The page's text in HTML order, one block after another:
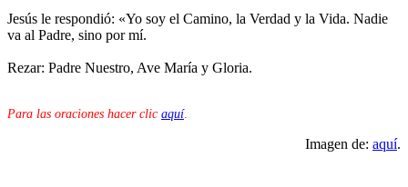
Jesús le respondió: «Yo soy el Camino, la Verdad y la Vida. Nadie
va al Padre, sino por mí.
Rezar: Padre Nuestro, Ave María y Gloria.
Para las oraciones hacer clic aquí.
Imagen de: aquí.